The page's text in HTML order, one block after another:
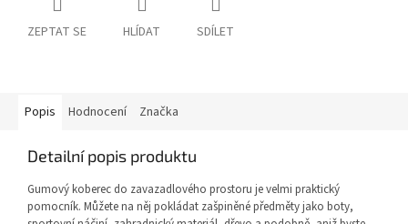
ZEPTAT SE HLÍDAT SDÍLET
Popis Hodnocení Značka
Detailní popis produktu
Gumový koberec do zavazadlového prostoru je velmi praktický
pomocník. Můžete na něj pokládat zašpiněné předměty jako boty,